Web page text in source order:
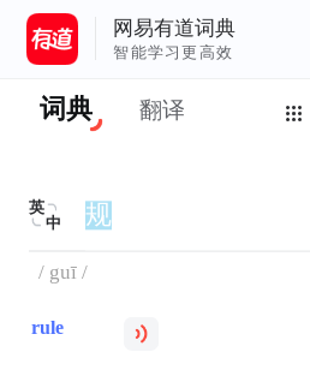
网易有道词典
智能学习更高效
词典 翻译
英
中
/ guī /
rule